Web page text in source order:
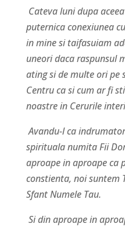
Cateva luni dupa
puternica conexiunea
in mine si taifasuiam
uneori daca raspunsul
ating si de multe ori pe
Centru ca si cum ar fi
noastre in Cerurile
Avandu-l ca
spirituala numita Fii
aproape in aproape ca
constienta, noi suntem
Sfant Numele Tau.
Si din aproape in